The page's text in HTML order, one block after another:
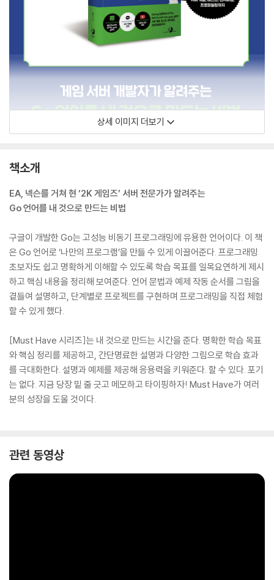
상세 이미지 더보기
책소개
EA, 넥슨를 거쳐 현 ‘2K 게임즈’ 서버 전문가가 알려주는
Go 언어를 내 것으로 만드는 비법
구글이 개발한 Go는 고성능 비동기 프로그래밍에 유용한 언어이다. 이 책
은 Go 언어로 ‘나만의 프로그램’을 만들 수 있게 이끌어준다. 프로그래밍
초보자도 쉽고 명확하게 이해할 수 있도록 학습 목표를 일목요연하게 제시
하고 핵심 내용을 정리해 보여준다. 언어 문법과 예제 작동 순서를 그림을
곁들여 설명하고, 단계별로 프로젝트를 구현하며 프로그래밍을 직접 체험
할 수 있게 했다.
[Must Have 시리즈]는 내 것으로 만드는 시간을 준다. 명확한 학습 목표
와 핵심 정리를 제공하고, 간단명료한 설명과 다양한 그림으로 학습 효과
를 극대화한다. 설명과 예제를 제공해 응용력을 키워준다. 할 수 있다. 포기
는 없다. 지금 당장 밑 줄 긋고 메모하고 타이핑하자! Must Have가 여러
분의 성장을 도울 것이다.
관련 동영상